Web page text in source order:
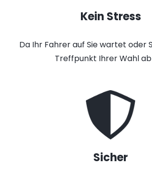
Kein Stress
Da Ihr Fahrer auf Sie wartet oder
Treffpunkt Ihrer Wahl
Sicher